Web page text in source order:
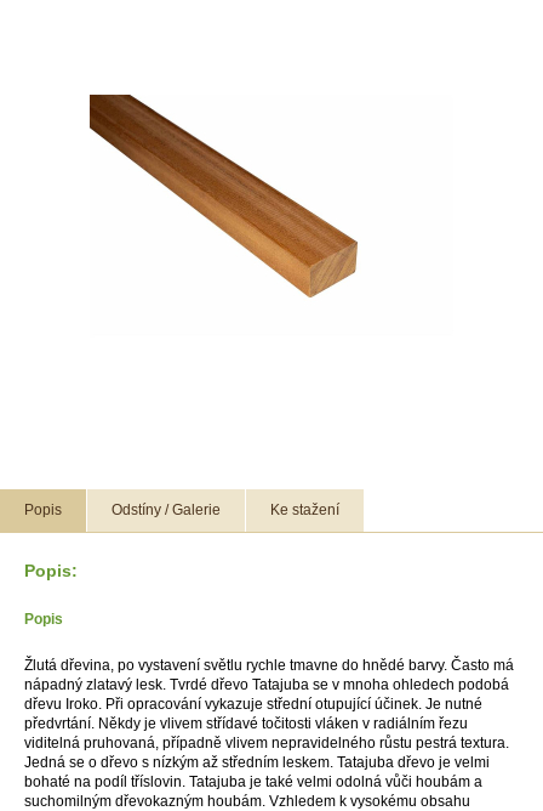
Popis Odstíny / Galerie Ke stažení
Popis:
Popis
Žlutá dřevina, po vystavení světlu rychle tmavne do hnědé barvy. Často má
nápadný zlatavý lesk. Tvrdé dřevo Tatajuba se v mnoha ohledech podobá
dřevu Iroko. Při opracování vykazuje střední otupující účinek. Je nutné
předvrtání. Někdy je vlivem střídavé točitosti vláken v radiálním řezu
viditelná pruhovaná, případně vlivem nepravidelného růstu pestrá textura.
Jedná se o dřevo s nízkým až středním leskem. Tatajuba dřevo je velmi
bohaté na podíl tříslovin. Tatajuba je také velmi odolná vůči houbám a
suchomilným dřevokazným houbám. Vzhledem k vysokému obsahu